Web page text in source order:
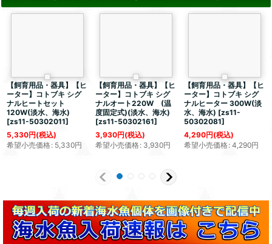
【飼育用品・器具】【ヒ
ーター】コトブキ シグ
ナルヒートセット
120W(淡水、海水)
[zs11-50302011]
5,330円(税込)
希望小売価格: 5,330円
【飼育用品・器具】【ヒ
ーター】コトブキ シグ
ナルオート220W (温
度固定式)(淡水、海水)
[zs11-50302161]
3,930円(税込)
希望小売価格: 3,930円
【飼育用品・器具】【ヒ
ーター】コトブキ シグ
ナルヒーター 300W(淡
水、海水) [zs11-
50302081]
4,290円(税込)
希望小売価格: 4,290円